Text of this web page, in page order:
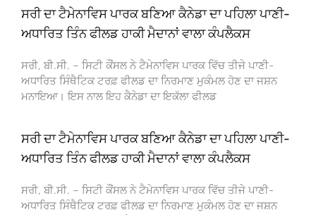
ਸਰੀ ਦਾ ਟੈਮੇਨਾਵਿਸ ਪਾਰਕ ਬਣਿਆ ਕੈਨੇਡਾ ਦਾ ਪਹਿਲਾ ਪਾਣੀ-
ਅਧਾਰਿਤ ਤਿੰਨ ਫੀਲਡ ਹਾਕੀ ਮੈਦਾਨਾਂ ਵਾਲਾ ਕੰਪਲੈਕਸ
ਸਰੀ, ਬੀ.ਸੀ. – ਸਿਟੀ ਕੌਂਸਲ ਨੇ ਟੈਮੇਨਾਵਿਸ ਪਾਰਕ ਵਿੱਚ ਤੀਜੇ ਪਾਣੀ-
ਅਧਾਰਿਤ ਸਿੰਥੈਟਿਕ ਟਰਫ਼ ਫੀਲਡ ਦਾ ਨਿਰਮਾਣ ਮੁਕੰਮਲ ਹੋਣ ਦਾ ਜਸ਼ਨ
ਮਨਾਇਆ। ਇਸ ਨਾਲ ਇਹ ਕੈਨੇਡਾ ਦਾ ਇਕੱਲਾ ਫੀਲਡ
ਸਰੀ ਦਾ ਟੈਮੇਨਾਵਿਸ ਪਾਰਕ ਬਣਿਆ ਕੈਨੇਡਾ ਦਾ ਪਹਿਲਾ ਪਾਣੀ-
ਅਧਾਰਿਤ ਤਿੰਨ ਫੀਲਡ ਹਾਕੀ ਮੈਦਾਨਾਂ ਵਾਲਾ ਕੰਪਲੈਕਸ
ਸਰੀ, ਬੀ.ਸੀ. – ਸਿਟੀ ਕੌਂਸਲ ਨੇ ਟੈਮੇਨਾਵਿਸ ਪਾਰਕ ਵਿੱਚ ਤੀਜੇ ਪਾਣੀ-
ਅਧਾਰਿਤ ਸਿੰਥੈਟਿਕ ਟਰਫ਼ ਫੀਲਡ ਦਾ ਨਿਰਮਾਣ ਮੁਕੰਮਲ ਹੋਣ ਦਾ ਜਸ਼ਨ